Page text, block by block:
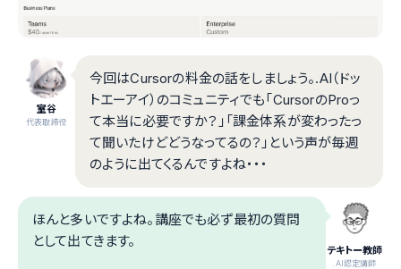
室谷
代表取締役
今回はCursorの料金の話をしましょう。.AI（ドッ
トエーアイ）のコミュニティでも「CursorのProっ
て本当に必要ですか？」「課金体系が変わったっ
て聞いたけどどうなってるの？」という声が毎週
のように出てくるんですよね・・・
テキトー教師
.AI認定講師
ほんと多いですよね。講座でも必ず最初の質問
として出てきます。